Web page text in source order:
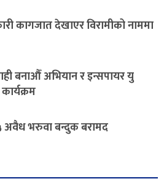
कागजात देखाएर विरामीको नाममा
बनाऔँ अभियान र इन्सपायर यु
भरुवा बन्दुक बरामद